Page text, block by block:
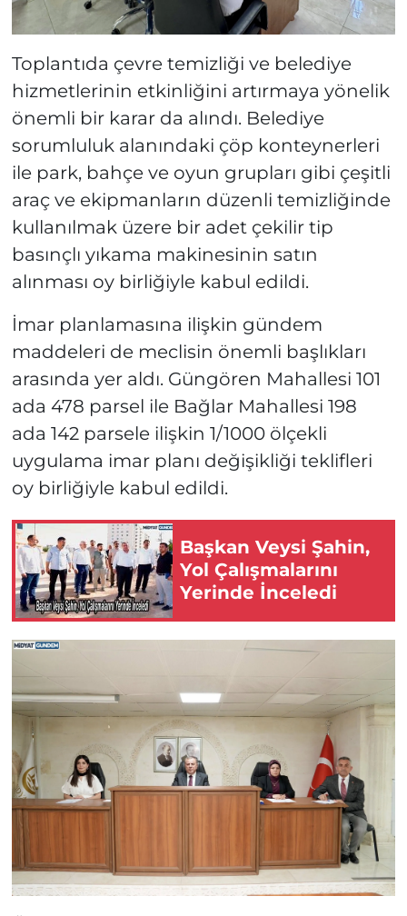
Toplantıda çevre temizliği ve belediye
hizmetlerinin etkinliğini artırmaya yönelik
önemli bir karar da alındı. Belediye
sorumluluk alanındaki çöp konteynerleri
ile park, bahçe ve oyun grupları gibi çeşitli
araç ve ekipmanların düzenli temizliğinde
kullanılmak üzere bir adet çekilir tip
basınçlı yıkama makinesinin satın
alınması oy birliğiyle kabul edildi.
İmar planlamasına ilişkin gündem
maddeleri de meclisin önemli başlıkları
arasında yer aldı. Güngören Mahallesi 101
ada 478 parsel ile Bağlar Mahallesi 198
ada 142 parsele ilişkin 1/1000 ölçekli
uygulama imar planı değişikliği teklifleri
oy birliğiyle kabul edildi.
Başkan Veysi Şahin,
Yol Çalışmalarını
Yerinde İnceledi